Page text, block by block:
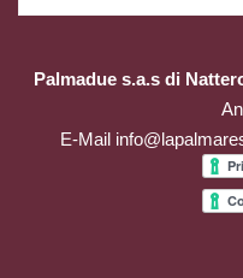
Palmadue s.a.s di
E-Mail